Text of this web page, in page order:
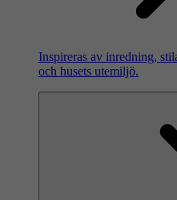
Inspireras av inredning,
och husets utemiljö.